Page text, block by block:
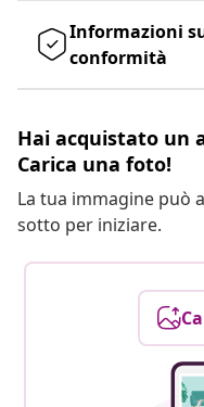
Informazioni
conformità
Hai acquistato un
Carica una foto!
La tua immagine può
sotto per iniziare.